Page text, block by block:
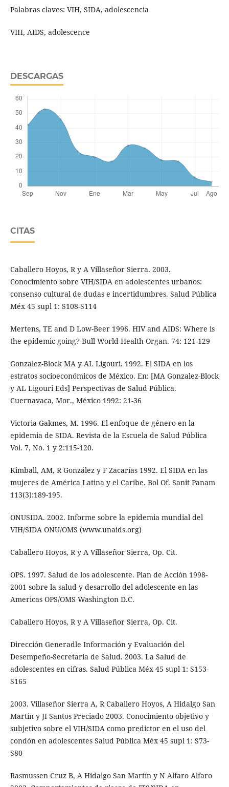
Palabras claves: VIH, SIDA, adolescencia
VIH, AIDS, adolescence
DESCARGAS
CITAS
Caballero Hoyos, R y A Villaseñor Sierra. 2003.
Conocimiento sobre VIH/SIDA en adolescentes urbanos:
consenso cultural de dudas e incertidumbres. Salud Pública
Méx 45 supl 1: S108-S114
Mertens, TE and D Low-Beer 1996. HIV and AIDS: Where is
the epidemic going? Bull World Health Organ. 74: 121-129
Gonzalez-Block MA y AL Ligouri. 1992. El SIDA en los
estratos socioeconómicos de México. En: [MA Gonzalez-Block
y AL Ligouri Eds] Perspectivas de Salud Pública.
Cuernavaca, Mor., México 1992: 21-36
Victoria Gakmes, M. 1996. El enfoque de género en la
epidemia de SIDA. Revista de la Escuela de Salud Pública
Vol. 7, No. 1 y 2:115-120.
Kimball, AM, R González y F Zacarías 1992. El SIDA en las
mujeres de América Latina y el Caribe. Bol Of. Sanit Panam
113(3):189-195.
ONUSIDA. 2002. Informe sobre la epidemia mundial del
VIH/SIDA ONU/OMS (www.unaids.org)
Caballero Hoyos, R y A Villaseñor Sierra, Op. Cit.
OPS. 1997. Salud de los adolescente. Plan de Acción 1998-
2001 sobre la salud y desarrollo del adolescente en las
Americas OPS/OMS Washington D.C.
Caballero Hoyos, R y A Villaseñor Sierra, Op. Cit.
Dirección Generadle Información y Evaluación del
Desempeño-Secretaria de Salud. 2003. La Salud de
adolescentes en cifras. Salud Pública Méx 45 supl 1: S153-
S165
2003. Villaseñor Sierra A, R Caballero Hoyos, A Hidalgo San
Martín y JI Santos Preciado 2003. Conocimiento objetivo y
subjetivo sobre el VIH/SIDA como predictor en el uso del
condón en adolescentes Salud Pública Méx 45 supl 1: S73-
S80
Rasmussen Cruz B, A Hidalgo San Martín y N Alfaro Alfaro